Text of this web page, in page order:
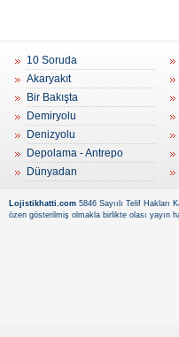
10 Soruda
Akaryakıt
Bir Bakışta
Demiryolu
Denizyolu
Depolama - Antrepo
Dünyadan
Lojistikhatti.com 5846 Sayıılı Telif
özen gösterilmiş olmakla birlikte olası yayın